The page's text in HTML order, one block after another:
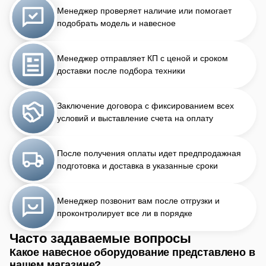
Менеджер проверяет наличие или помогает
подобрать модель и навесное
Менеджер отправляет КП с ценой и сроком
доставки после подбора техники
Заключение договора с фиксированием всех
условий и выставление счета на оплату
После получения оплаты идет предпродажная
подготовка и доставка в указанные сроки
Менеджер позвонит вам после отгрузки и
проконтролирует все ли в порядке
Часто задаваемые вопросы
Какое навесное оборудование представлено в